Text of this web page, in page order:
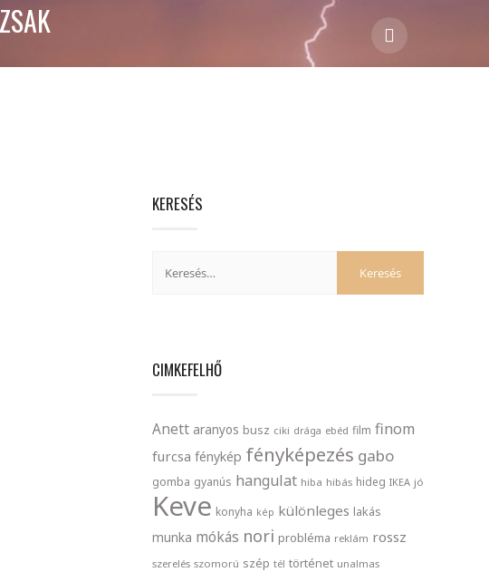
KERESÉS
CIMKEFELHŐ
Anett aranyos busz ciki drága ebéd film finom
furcsa fénykép fényképezés gabo
gomba gyanús hangulat hiba hibás hideg IKEA jó
Keve konyha kép különleges lakás
munka mókás nori probléma reklám rossz
szerelés szomorú szép tél történet unalmas